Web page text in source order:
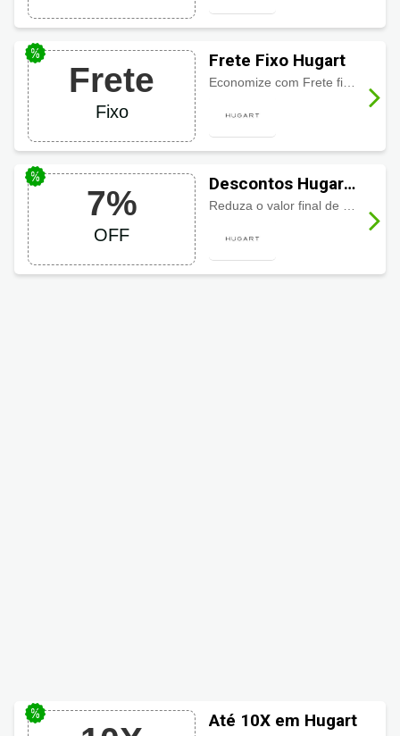
Frete
Fixo
Frete Fixo Hugart
7%
OFF
Descontos Hugart
com 7% OFF
Até 10X em Hugart